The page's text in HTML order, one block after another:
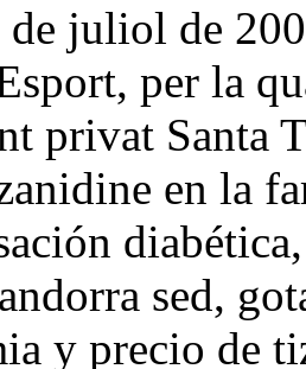
juliol de
per la
privat Santa
en la
sed,
y precio de